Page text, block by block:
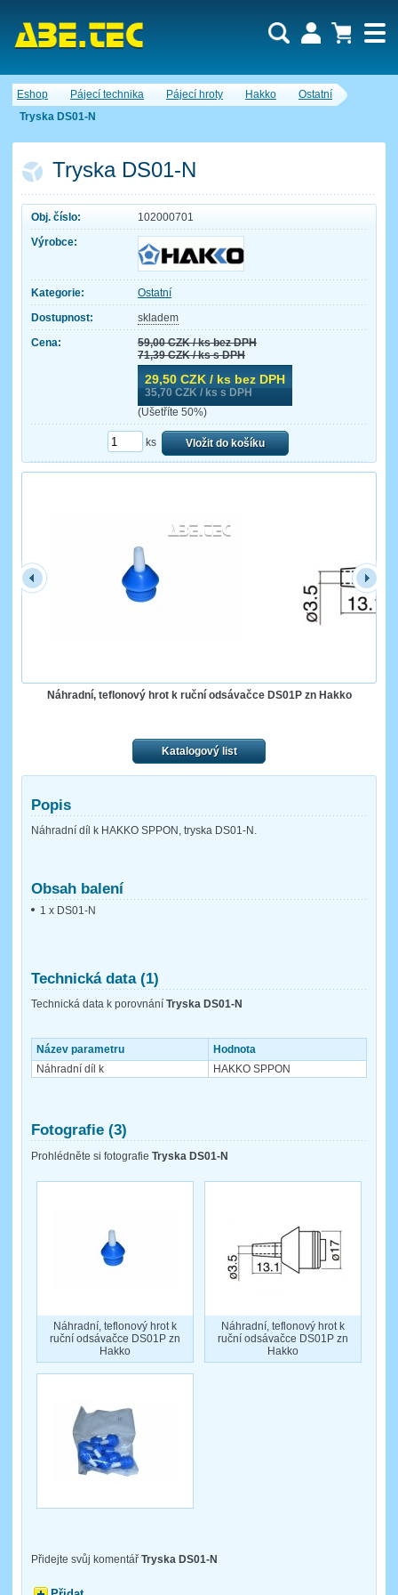
Eshop Pájecí technika Pájecí hroty Hakko
Ostatní
Tryska DS01-N
Tryska DS01-N
Obj. číslo:
102000701
Výrobce:
Kategorie:
Ostatní
Dostupnost:
skladem
Cena:
59,00CZK / ks bez DPH
71,39CZK / ks s DPH
29,50 CZK / ks bez DPH
35,70 CZK / ks s DPH
(Ušetříte 50%)
ks Vložit do košíku
Náhradní, teflonový hrot k ruční odsávačce DS01P zn Hakko
Katalogový list
Popis
Náhradní díl k HAKKO SPPON, tryska DS01-N.
Obsah balení
1 x DS01-N
Technická data (1)
Technická data k porovnání Tryska DS01-N
Název parametru
Hodnota
Náhradní díl k
HAKKO SPPON
Fotografie (3)
Prohlédněte si fotografie Tryska DS01-N
Náhradní, teflonový hrot k
ruční odsávačce DS01P zn
Hakko
Náhradní, teflonový hrot k
ruční odsávačce DS01P zn
Hakko
Přidejte svůj komentář Tryska DS01-N
Nákupní košík je momentálně prázdný.
Počet produktů:0
Uživatel:
Zapomenuté heslo Nová registrace